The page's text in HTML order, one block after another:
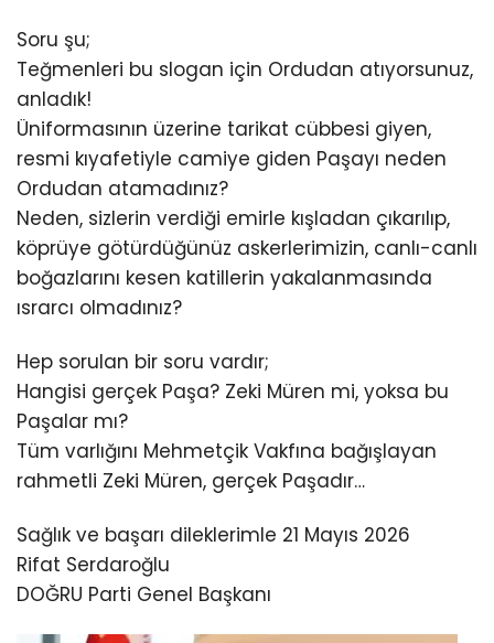
Soru şu;
Teğmenleri bu slogan için Ordudan atıyorsunuz,
anladık!
Üniformasının üzerine tarikat cübbesi giyen,
resmi kıyafetiyle camiye giden Paşayı neden
Ordudan atamadınız?
Neden, sizlerin verdiği emirle kışladan çıkarılıp,
köprüye götürdüğünüz askerlerimizin, canlı-canlı
boğazlarını kesen katillerin yakalanmasında
ısrarcı olmadınız?
Hep sorulan bir soru vardır;
Hangisi gerçek Paşa? Zeki Müren mi, yoksa bu
Paşalar mı?
Tüm varlığını Mehmetçik Vakfına bağışlayan
rahmetli Zeki Müren, gerçek Paşadır…
Sağlık ve başarı dileklerimle 21 Mayıs 2026
Rifat Serdaroğlu
DOĞRU Parti Genel Başkanı